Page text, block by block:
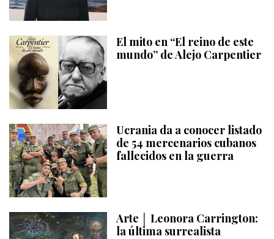
El mito en “El reino de este
mundo” de Alejo Carpentier
Ucrania da a conocer listado
de 54 mercenarios cubanos
fallecidos en la guerra
Arte │ Leonora Carrington:
la última surrealista